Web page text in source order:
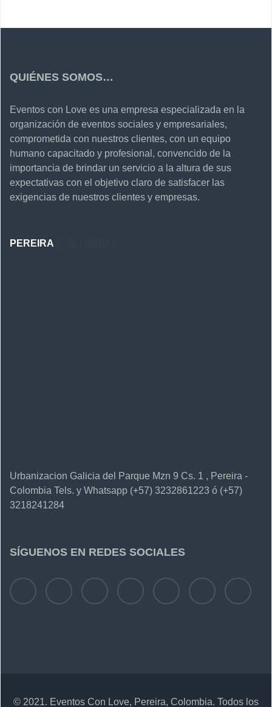
QUIÉNES SOMOS…
Eventos con Love es una empresa especializada en la
organización de eventos sociales y empresariales,
comprometida con nuestros clientes, con un equipo
humano capacitado y profesional, convencido de la
importancia de brindar un servicio a la altura de sus
expectativas con el objetivo claro de satisfacer las
exigencias de nuestros clientes y empresas.
PEREIRA
Urbanizacion Galicia del Parque Mzn 9 Cs. 1 , Pereira -
Colombia Tels. y Whatsapp (+57) 3232861223 ó (+57)
3218241284
SÍGUENOS EN REDES SOCIALES
© 2021. Eventos Con Love, Pereira, Colombia. Todos los